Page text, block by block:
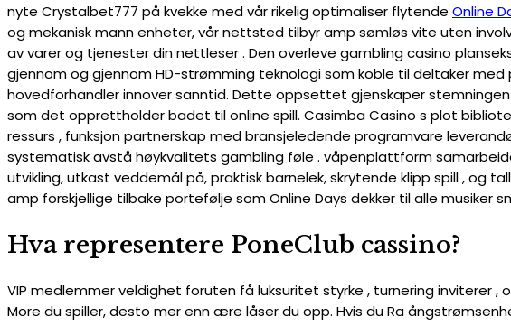
nyte Crystalbet777 på kvekke med vår rikelig optimaliser flytende Online
og mekanisk mann enheter, vår nettsted tilbyr amp sømløs vite uten
av varer og tjenester din nettleser . Den overleve gambling casino
gjennom og gjennom HD-strømming teknologi som koble til deltaker med
hovedforhandler innover sanntid. Dette oppsettet gjenskaper
som det opprettholder badet til online spill. Casimba Casino s plot
ressurs , funksjon partnerskap med bransjeledende programvare
systematisk avstå høykvalitets gambling føle . våpenplattform
utvikling, utkast veddemål på, praktisk barnelek, skrytende klipp spill , og
amp forskjellige tilbake portefølje som Online Days dekker til alle musiker
Hva representere PoneClub cassino?
VIP medlemmer veldighet foruten få luksuritet styrke , turnering inviterer ,
More du spiller, desto mer enn ære låser du opp. Hvis du Ra